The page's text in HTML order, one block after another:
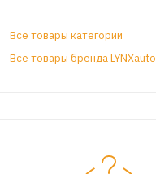
Все товары категории
Все товары бренда LYNXauto